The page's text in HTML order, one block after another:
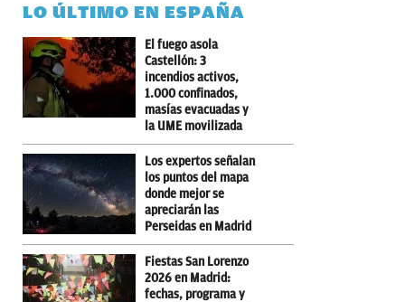
LO ÚLTIMO EN ESPAÑA
El fuego asola
Castellón: 3
incendios activos,
1.000 confinados,
masías evacuadas y
la UME movilizada
Los expertos señalan
los puntos del mapa
donde mejor se
apreciarán las
Perseidas en Madrid
Fiestas San Lorenzo
2026 en Madrid:
fechas, programa y